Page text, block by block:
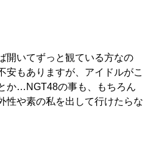
開いてずっと観ている方なの
安もありますが、アイドルがこ
か…NGT48の事も、もちろん
性や素の私を出して行けたらな